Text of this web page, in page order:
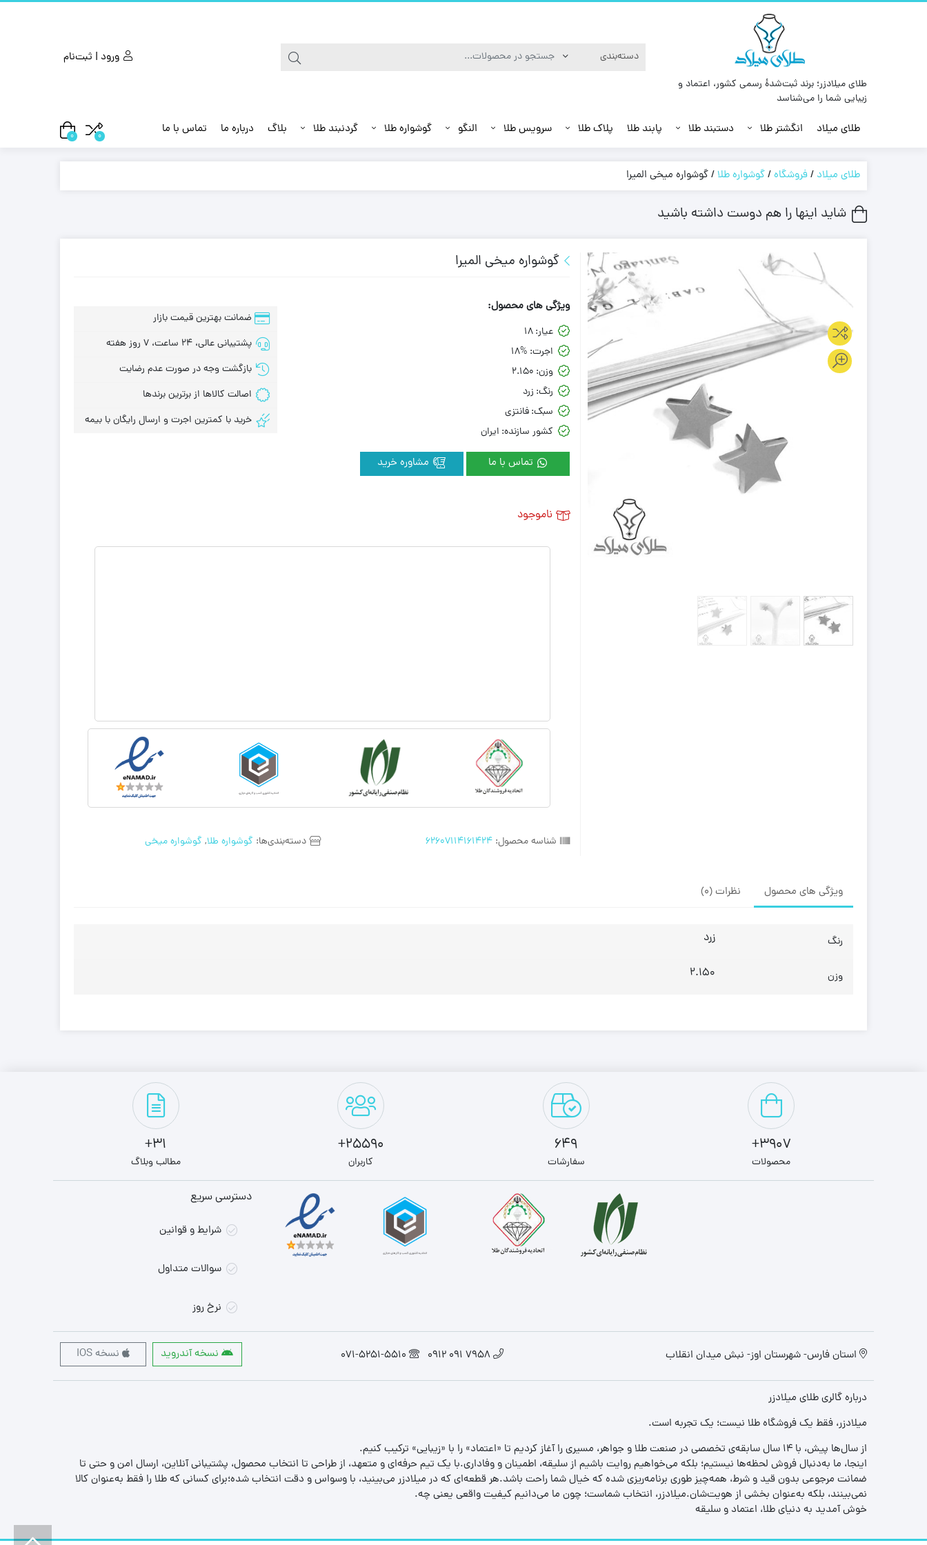
طلای میلادزر؛ برند ثبت‌شدهٔ رسمی کشور، اعتماد و
زیبایی شما را می‌شناسد
ورود | ثبت‌نام
طلای میلاد انگشتر طلا دستبند طلا پابند طلا پلاک طلا سرویس طلا النگو گوشواره طلا گردنبند طلا بلاگ درباره ما تماس با ما 0
0
طلای میلاد /فروشگاه/گوشواره طلا/گوشواره میخی المیرا
شاید اینها را هم دوست داشته باشید
گوشواره میخی المیرا
شناسه محصول:62607114161424 دسته‌بندی‌ها: گوشواره طلا, گوشواره میخی
ویژگی های محصول:
عیار: 18
اجرت: 18%
وزن: 2.150
رنگ: زرد
سبک: فانتزی
کشور سازنده: ایران
تماس با ما
ضمانت بهترین قیمت بازار
پشتیبانی عالی، 24 ساعت، 7 روز هفته
بازگشت وجه در صورت عدم رضایت
اصالت کالاها از برترین برندها
خرید با کمترین اجرت و ارسال رایگان با بیمه
ناموجود
ویژگی های محصول نظرات (0)
رنگ زرد
وزن 2.150
3907+
محصولات
649
سفارشات
25590+
کاربران
31+
مطالب وبلاگ
دسترسی سریع
شرایط و قوانین
سوالات متداول
نرخ روز
استان فارس- شهرستان اوز- نبش میدان انقلاب 7958 091 0912
071-5251-5510 نسخه آندروید نسخه IOS
درباره گالری طلای میلادزر
میلادزر، فقط یک فروشگاه طلا نیست؛ یک تجربه‌ است.
از سال‌ها پیش، با ۱۴ سال سابقه‌ی تخصصی در صنعت طلا و جواهر، مسیری را آغاز کردیم تا «اعتماد» را با «زیبایی» ترکیب کنیم.
اینجا، ما به‌دنبال فروش لحظه‌ها نیستیم؛ بلکه می‌خواهیم روایت باشیم از سلیقه، اطمینان و وفاداری.با یک تیم حرفه‌ای و متعهد، از طراحی تا انتخاب محصول، پشتیبانی آنلاین، ارسال امن و حتی تا
ضمانت مرجوعی بدون قید و شرط، همه‌چیز طوری برنامه‌ریزی شده که خیال شما راحت باشد.هر قطعه‌ای که در میلادزر می‌بینید، با وسواس و دقت انتخاب شده؛برای کسانی که طلا را فقط به‌عنوان کالا
نمی‌بینند، بلکه به‌عنوان بخشی از هویت‌شان.میلادزر، انتخاب شماست؛ چون ما می‌دانیم کیفیت واقعی یعنی چه.
خوش آمدید به دنیای طلا، اعتماد و سلیقه